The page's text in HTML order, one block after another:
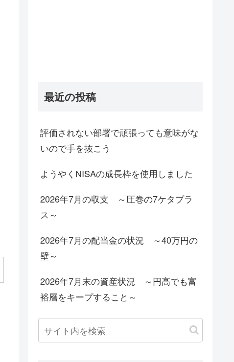
最近の投稿
評価されない部署で頑張っても意味がな
いので手を抜こう
ようやくNISAの成長枠を使用しました
2026年7月の収支 ～圧巻の7ケタプラ
ス～
2026年7月の配当金の状況 ～40万円の
壁～
2026年7月末の資産状況 ～円高でも富
裕層をキープすること～